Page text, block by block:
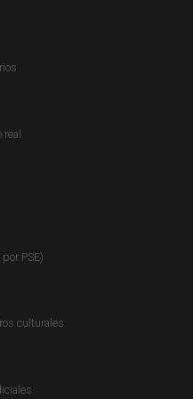
República mantiene su
y promueve el
colaboradores a
periódico al
Conducta; Se han
divulgado
de posibles
cuenta con
procesos de contratación.
e implementado la
una declaración
actos ilícitos. El Banco
con dicha
Programa de
PSE)
culturales